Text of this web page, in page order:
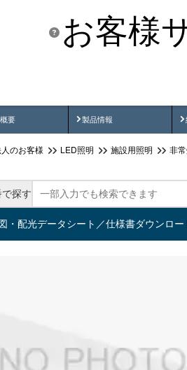
お客様
要 製品情報
製品動画
のお客様 LED照明 施設用照明 非
探す
・配光データシート／仕様書ダウンロー